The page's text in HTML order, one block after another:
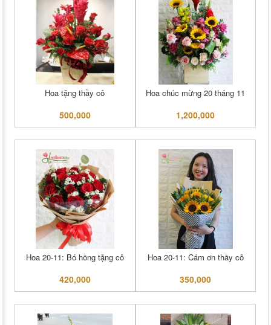
Hoa tặng thầy cô
500,000
Hoa chúc mừng 20 tháng 11
1,200,000
Hoa 20-11: Bó hồng tặng cô
420,000
Hoa 20-11: Cám ơn thầy cô
350,000